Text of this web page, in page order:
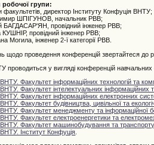
робочої групи:
факультетів, директор Інституту Конфуція ВНТУ;
ШПІГУНОВ, начальник РВВ;
БАГДАСАР'ЯН, провідний інженер РВВ;
провідний інженер РВВ;
Могила, інженер 2-ї категорії РВВ.
щодо проведення конференцій звертайтеся до
у вигляді конференцій навчальних
Факультет інформаційних технологій та
Факультет інтелектуальних інформаційних
Факультет інформаційних електронних
Факультет будівництва, цивільної та
Факультет менеджменту та інформаційної
Факультет електроенергетики та
Факультет машинобудування та транспорту
Інститут Конфуція